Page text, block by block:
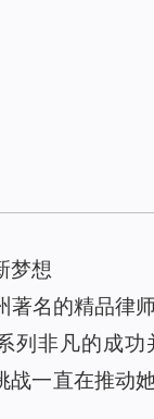
梦想
著名的精品律
非凡的成功
一直在推动